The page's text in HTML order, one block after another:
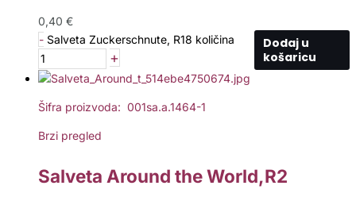
0,40 €
- Salveta Zuckerschnute, R18 količina
+
Dodaj u
košaricu
Šifra proizvoda: 001sa.a.1464-1
Brzi pregled
Salveta Around the World,R2